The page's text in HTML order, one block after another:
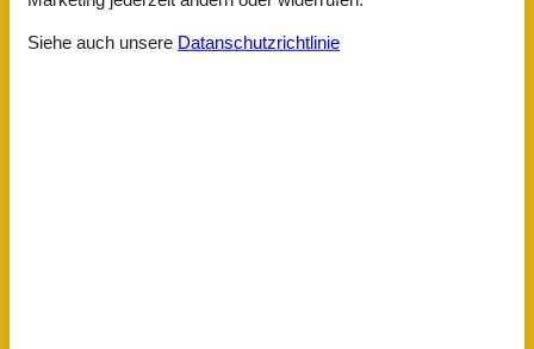
Basketballkorb
Fussballtore
Siehe auch unsere Datanschutzrichtlinie